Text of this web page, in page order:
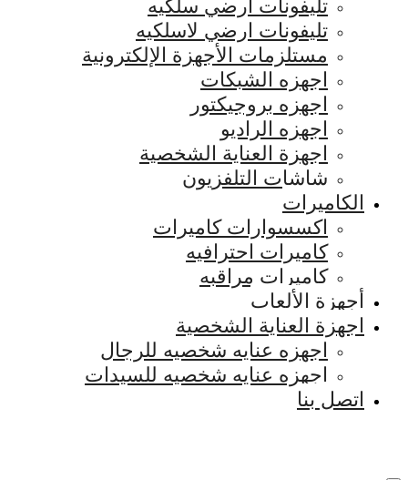
تليفونات ارضي سلكيه
تليفونات ارضي لاسلكيه
مستلزمات الأجهزة الإلكترونية
اجهزه الشبكات
اجهزه بروجيكتور
اجهزه الراديو
اجهزة العناية الشخصية
شاشات التلفزيون
الكاميرات
اكسسوارات كاميرات
كاميرات احترافيه
كاميرات مراقبه
أجهزة الألعاب
اجهزة العناية الشخصية
اجهزه عنايه شخصيه للرجال
اجهزه عنايه شخصيه للسيدات
اتصل بنا